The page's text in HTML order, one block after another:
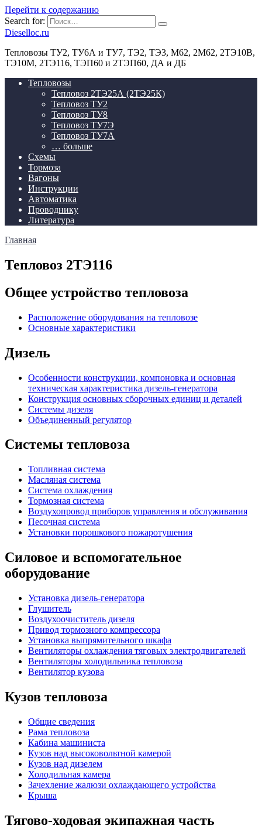
Перейти к содержанию
Search for:
Dieselloc.ru
Тепловозы ТУ2, ТУ6А и ТУ7, ТЭ2, ТЭ3, М62, 2М62, 2ТЭ10В,
ТЭ10М, 2ТЭ116, ТЭП60 и 2ТЭП60, ДА и ДБ
Тепловозы
Тепловоз 2ТЭ25А (2ТЭ25К)
Тепловоз ТУ2
Тепловоз ТУ8
Тепловоз ТУ7Э
Тепловоз ТУ7А
… больше
Схемы
Тормоза
Вагоны
Инструкции
Автоматика
Проводнику
Литература
Главная
Тепловоз 2ТЭ116
Общее устройство тепловоза
Расположение оборудования на тепловозе
Основные характеристики
Дизель
Особенности конструкции, компоновка и основная
техническая характеристика дизель-генератора
Конструкция основных сборочных единиц и деталей
Системы дизеля
Объединенный регулятор
Системы тепловоза
Топливная система
Масляная система
Система охлаждения
Тормозная система
Воздухопровод приборов управления и обслуживания
Песочная система
Установки порошкового пожаротушения
Силовое и вспомогательное
оборудование
Установка дизель-генератора
Глушитель
Воздухоочиститель дизеля
Привод тормозного компрессора
Установка выпрямительного шкафа
Вентиляторы охлаждения тяговых электродвигателей
Вентиляторы холодильника тепловоза
Вентилятор кузова
Кузов тепловоза
Общие сведения
Рама тепловоза
Кабина машиниста
Кузов над высоковольтной камерой
Кузов над дизелем
Холодильная камера
Зачехление жалюзи охлаждающего устройства
Крыша
Тягово-ходовая экипажная часть